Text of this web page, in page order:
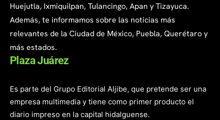
Huejutla, Ixmiquilpan, Tulancingo, Apan y Tizayuca.
Además, te informamos sobre las noticias más
relevantes de la Ciudad de México, Puebla, Querétaro y
más estados.
Plaza Juárez
Es parte del Grupo Editorial Aljibe, que pretende ser una
empresa multimedia y tiene como primer producto el
diario impreso en la capital hidalguense.